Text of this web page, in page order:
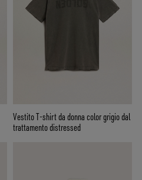
Vestito T-shirt da donna color grigio dal
trattamento distressed